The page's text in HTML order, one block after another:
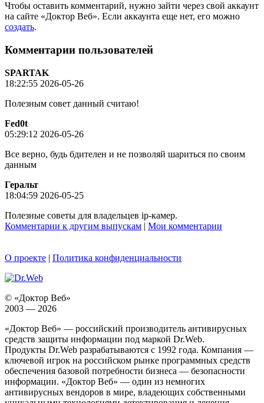
Чтобы оставить комментарий, нужно зайти через свой аккаунт
на сайте «Доктор Веб». Если аккаунта еще нет, его можно
создать.
Комментарии пользователей
SPARTAK
18:22:55 2026-05-26
Полезным совет данный считаю!
Fed0t
05:29:12 2026-05-26
Все верно, будь бдителен и не позволяй шариться по своим
данным
Геральт
18:04:59 2026-05-25
Полезные советы для владельцев ip-камер.
Комментарии к другим выпускам | Мои комментарии
О проекте | Политика конфиденциальности
© «Доктор Веб»
2003 — 2026
«Доктор Веб» — российский производитель антивирусных
средств защиты информации под маркой Dr.Web.
Продукты Dr.Web разрабатываются с 1992 года. Компания —
ключевой игрок на российском рынке программных средств
обеспечения базовой потребности бизнеса — безопасности
информации. «Доктор Веб» — один из немногих
антивирусных вендоров в мире, владеющих собственными